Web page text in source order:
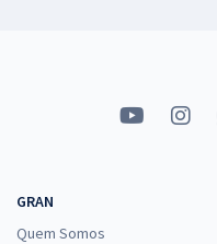
GRAN
Quem Somos